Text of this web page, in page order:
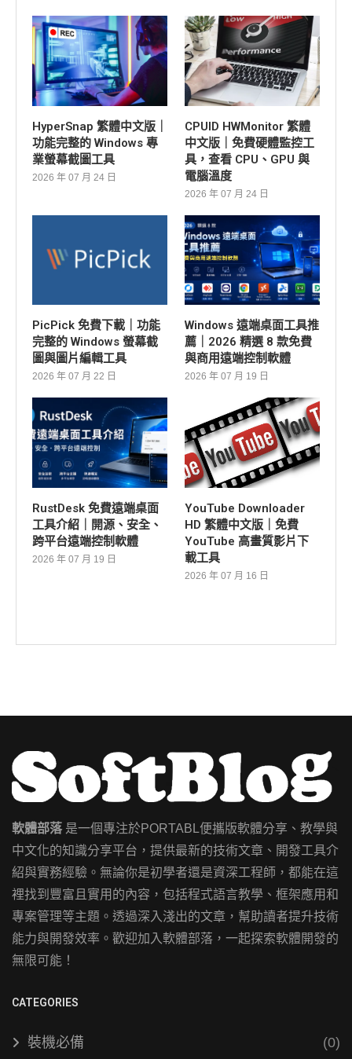
HyperSnap 繁體中文版｜
功能完整的 Windows 專
業螢幕截圖工具
2026 年 07 月 24 日
CPUID HWMonitor 繁體
中文版｜免費硬體監控工
具，查看 CPU、GPU 與
電腦溫度
2026 年 07 月 24 日
PicPick 免費下載｜功能
完整的 Windows 螢幕截
圖與圖片編輯工具
2026 年 07 月 22 日
Windows 遠端桌面工具推
薦｜2026 精選 8 款免費
與商用遠端控制軟體
2026 年 07 月 19 日
RustDesk 免費遠端桌面
工具介紹｜開源、安全、
跨平台遠端控制軟體
2026 年 07 月 19 日
YouTube Downloader
HD 繁體中文版｜免費
YouTube 高畫質影片下
載工具
2026 年 07 月 16 日
軟體部落是一個專注於PORTABL便攜版軟體分享、教學與
中文化的知識分享平台，提供最新的技術文章、開發工具介
紹與實務經驗。無論你是初學者還是資深工程師，都能在這
裡找到豐富且實用的內容，包括程式語言教學、框架應用和
專案管理等主題。透過深入淺出的文章，幫助讀者提升技術
能力與開發效率。歡迎加入軟體部落，一起探索軟體開發的
無限可能！
CATEGORIES
裝機必備 (0)